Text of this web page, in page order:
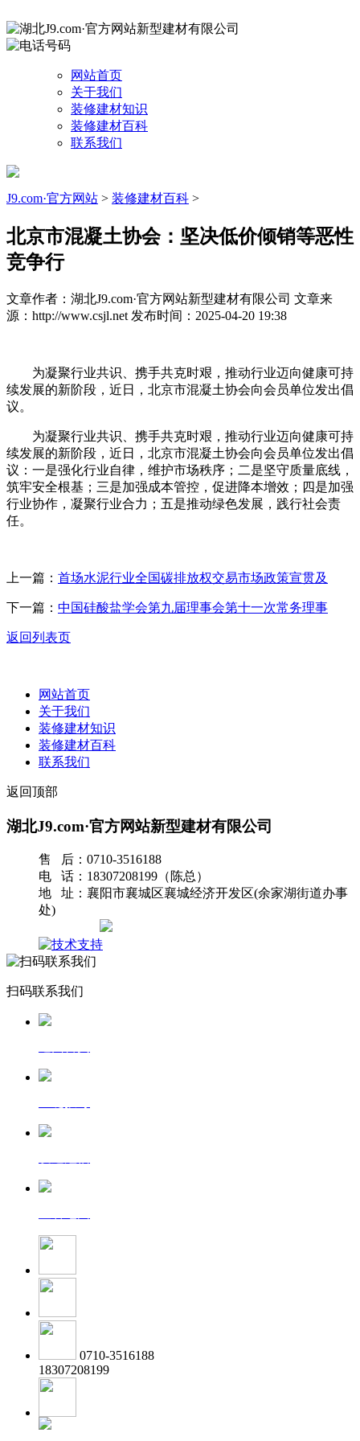
网站首页
关于我们
装修建材知识
装修建材百科
联系我们
J9.com·官方网站 > 装修建材百科 >
北京市混凝土协会：坚决低价倾销等恶性
竞争行
文章作者：湖北J9.com·官方网站新型建材有限公司 文章来
源：http://www.csjl.net 发布时间：2025-04-20 19:38
为凝聚行业共识、携手共克时艰，推动行业迈向健康可持
续发展的新阶段，近日，北京市混凝土协会向会员单位发出倡
议。
为凝聚行业共识、携手共克时艰，推动行业迈向健康可持
续发展的新阶段，近日，北京市混凝土协会向会员单位发出倡
议：一是强化行业自律，维护市场秩序；二是坚守质量底线，
筑牢安全根基；三是加强成本管控，促进降本增效；四是加强
行业协作，凝聚行业合力；五是推动绿色发展，践行社会责
任。
上一篇： 首场水泥行业全国碳排放权交易市场政策宣贯及
下一篇： 中国硅酸盐学会第九届理事会第十一次常务理事
返回列表页
网站首页
关于我们
装修建材知识
装修建材百科
联系我们
返回顶部
湖北J9.com·官方网站新型建材有限公司
售 后：0710-3516188
电 话：18307208199（陈总）
地 址：襄阳市襄城区襄城经济开发区(余家湖街道办事
处)
扫码联系我们
0710-3516188
18307208199